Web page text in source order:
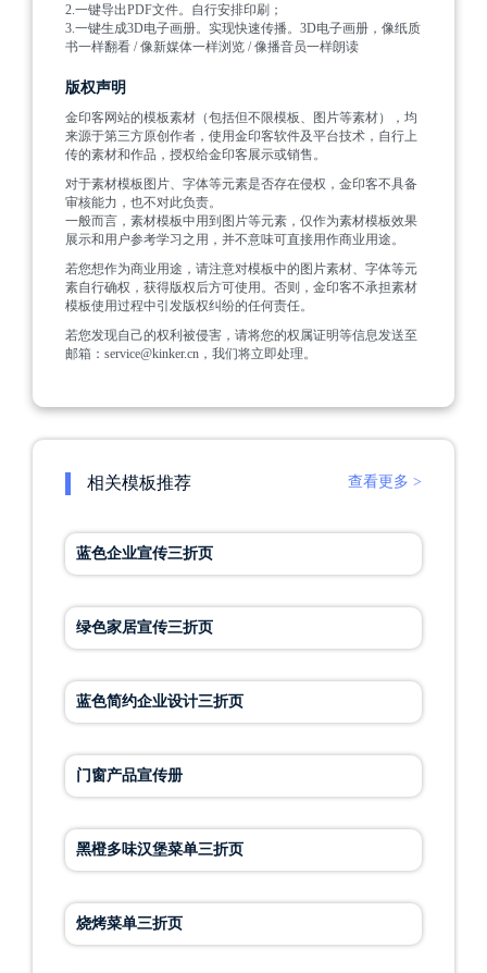
2.一键导出PDF文件。自行安排印刷；
3.一键生成3D电子画册。实现快速传播。3D电子画册，像纸质
书一样翻看 / 像新媒体一样浏览 / 像播音员一样朗读
版权声明
金印客网站的模板素材（包括但不限模板、图片等素材），均
来源于第三方原创作者，使用金印客软件及平台技术，自行上
传的素材和作品，授权给金印客展示或销售。
对于素材模板图片、字体等元素是否存在侵权，金印客不具备
审核能力，也不对此负责。
一般而言，素材模板中用到图片等元素，仅作为素材模板效果
展示和用户参考学习之用，并不意味可直接用作商业用途。
若您想作为商业用途，请注意对模板中的图片素材、字体等元
素自行确权，获得版权后方可使用。否则，金印客不承担素材
模板使用过程中引发版权纠纷的任何责任。
若您发现自己的权利被侵害，请将您的权属证明等信息发送至
邮箱：service@kinker.cn，我们将立即处理。
相关模板推荐 查看更多 >
蓝色企业宣传三折页
绿色家居宣传三折页
蓝色简约企业设计三折页
门窗产品宣传册
黑橙多味汉堡菜单三折页
烧烤菜单三折页